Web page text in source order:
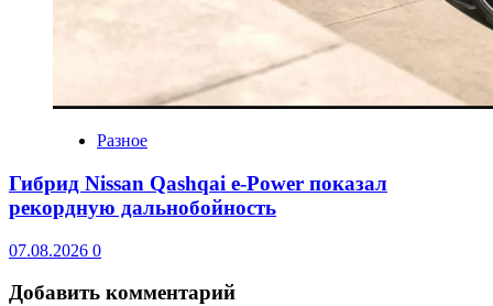
Разное
Гибрид Nissan Qashqai e-Power показал
рекордную дальнобойность
07.08.2026 0
Добавить комментарий